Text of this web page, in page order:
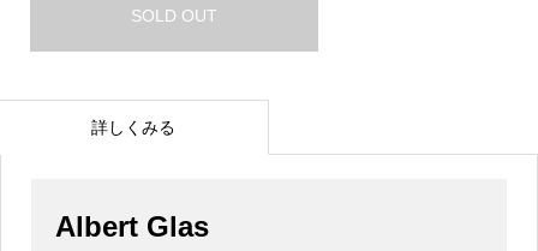
SOLD OUT
詳しくみる
Albert Glas